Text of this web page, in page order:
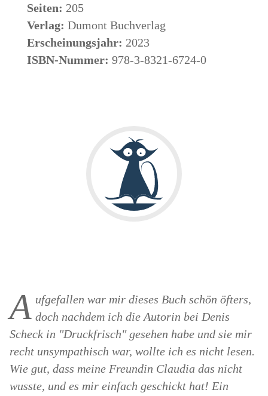
Seiten: 205
Verlag: Dumont Buchverlag
Erscheinungsjahr: 2023
ISBN-Nummer: 978-3-8321-6724-0
A ufgefallen war mir dieses Buch schön öfters,
doch nachdem ich die Autorin bei Denis
Scheck in "Druckfrisch" gesehen habe und sie mir
recht unsympathisch war, wollte ich es nicht lesen.
Wie gut, dass meine Freundin Claudia das nicht
wusste, und es mir einfach geschickt hat! Ein